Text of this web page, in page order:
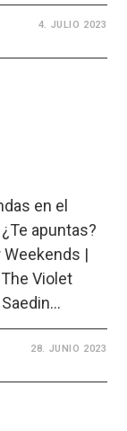
4. JULIO 2023
en el
apuntas?
Weekends |
Violet
28. JUNIO 2023